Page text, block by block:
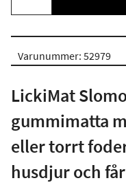
Varunummer: 52979
LickiMat
gummimatta
eller torrt
husdjur och